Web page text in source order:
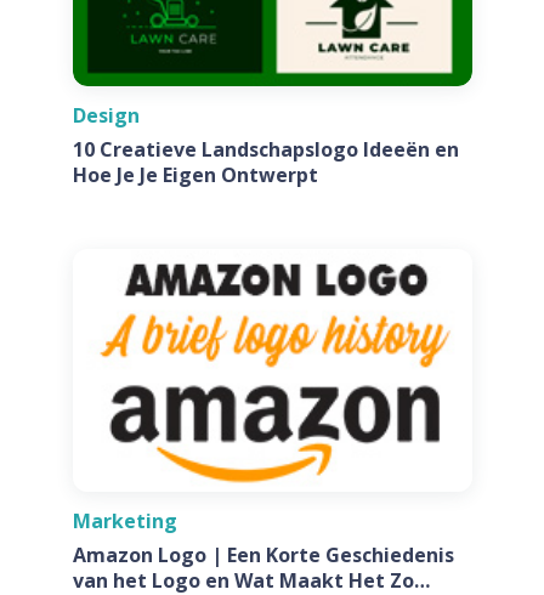
Design
10 Creatieve Landschapslogo Ideeën en
Hoe Je Je Eigen Ontwerpt
Marketing
Amazon Logo | Een Korte Geschiedenis
van het Logo en Wat Maakt Het Zo